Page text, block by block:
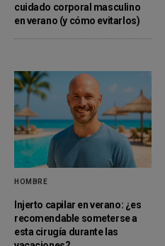
cuidado corporal masculino
en verano (y cómo evitarlos)
HOMBRE
Injerto capilar en verano: ¿es
recomendable someterse a
esta cirugía durante las